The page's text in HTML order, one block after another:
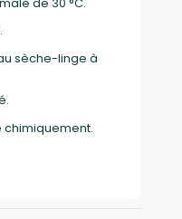
de 30 °C.
sèche-linge à
chimiquement.